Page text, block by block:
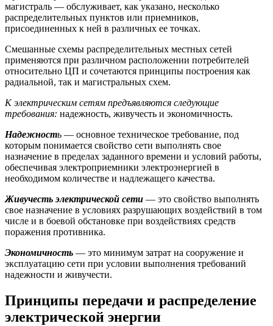
магистраль — обслуживает, как указано, несколько
распределительных пунктов или приемников,
присоединенных к ней в различных ее точках.
Смешанные схемы распределительных местных сетей
применяются при различном расположении потребителей
относительно ЦП и сочетаются принципы построения как
радиальной, так и магистральных схем.
К электрическим сетям предъявляются следующие
требования: надежность, живучесть и экономичность.
Надежность — основное техническое требование, под
которым понимается свойство сети выполнять свое
назначение в пределах заданного времени и условий работы,
обеспечивая электроприемники электроэнергией в
необходимом количестве и надлежащего качества.
Живучесть электрической сети — это свойство выполнять
свое назначение в условиях разрушающих воздействий в том
числе и в боевой обстановке при воздействиях средств
поражения противника.
Экономичность — это минимум затрат на сооружение и
эксплуатацию сети при условии выполнения требований
надежности и живучести.
Принципы передачи и распределение
электрической энергии